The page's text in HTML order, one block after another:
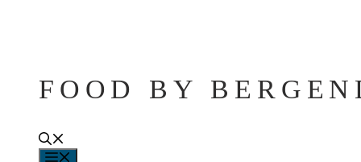
FOOD BY